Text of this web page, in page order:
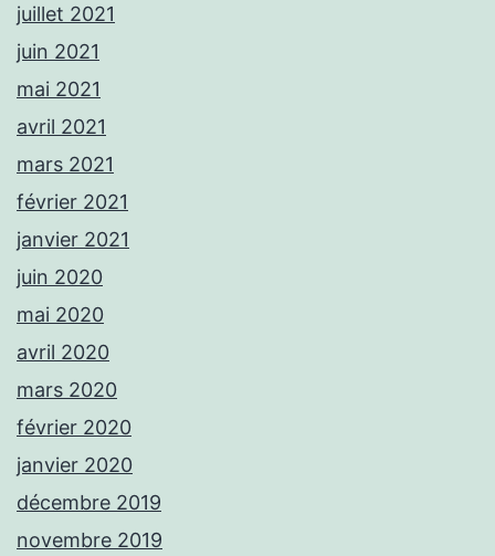
juillet 2021
juin 2021
mai 2021
avril 2021
mars 2021
février 2021
janvier 2021
juin 2020
mai 2020
avril 2020
mars 2020
février 2020
janvier 2020
décembre 2019
novembre 2019